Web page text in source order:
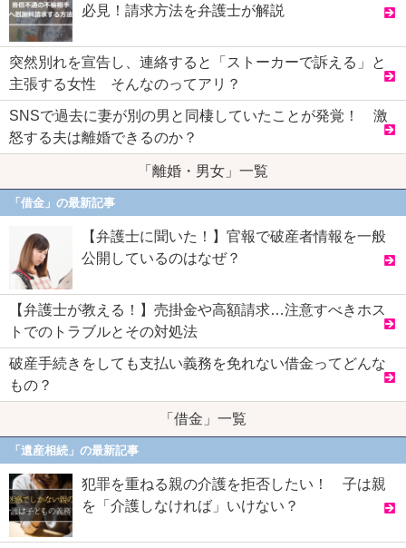
必見！請求方法を弁護士が解説
突然別れを宣告し、連絡すると「ストーカーで訴える」と
主張する女性 そんなのってアリ？
SNSで過去に妻が別の男と同棲していたことが発覚！ 激
怒する夫は離婚できるのか？
「離婚・男女」一覧
「借金」の最新記事
【弁護士に聞いた！】官報で破産者情報を一般
公開しているのはなぜ？
【弁護士が教える！】売掛金や高額請求…注意すべきホス
トでのトラブルとその対処法
破産手続きをしても支払い義務を免れない借金ってどんな
もの？
「借金」一覧
「遺産相続」の最新記事
犯罪を重ねる親の介護を拒否したい！ 子は親
を「介護しなければ」いけない？